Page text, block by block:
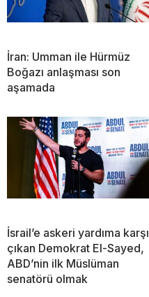
İran: Umman ile Hürmüz
Boğazı anlaşması son
aşamada
İsrail’e askeri yardıma karşı
çıkan Demokrat El-Sayed,
ABD’nin ilk Müslüman
senatörü olmak